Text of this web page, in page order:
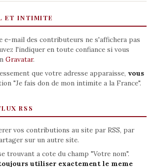
ET INTIMITE
e-mail des contributeurs ne s'affichera pas
l'indiquer en toute confiance si vous
Gravatar.
que votre adresse apparaisse, vous
"Je fais don de mon intimite a la France".
RSS
vos contributions au site par RSS, par
sur un autre site.
trouvant a cote du champ "Votre nom".
utiliser exactement le meme